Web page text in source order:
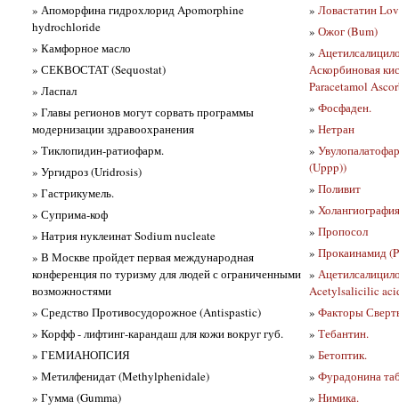
» Апоморфина гидрохлорид Apomorphine
hydrochloride
» Камфорное масло
» СЕКВОСТАТ (Sequostat)
» Ласпал
» Главы регионов могут сорвать программы
модернизации здравоохранения
» Тиклопидин-ратиофарм.
» Ургидроз (Uridrosis)
» Гастрикумель.
» Суприма-коф
» Натрия нуклеинат Sodium nucleate
» В Москве пройдет первая международная
конференция по туризму для людей с ограниченными
возможностями
» Средство Противосудорожное (Antispastic)
» Корфф - лифтинг-карандаш для кожи вокруг губ.
» ГЕМИАНОПСИЯ
» Метилфенидат (Methylphenidale)
» Гумма (Gumma)
» Ловастатин
» Ожог (Bum)
»
Аскорбиновая
Paracetamol
» Фосфаден.
» Нетран
»
(Uppp))
» Поливит
»
» Пропосол
» Прокаинамид
»
Acetylsalicilic
» Факторы
» Тебантин.
» Бетоптик.
» Фурадонина
» Нимика.